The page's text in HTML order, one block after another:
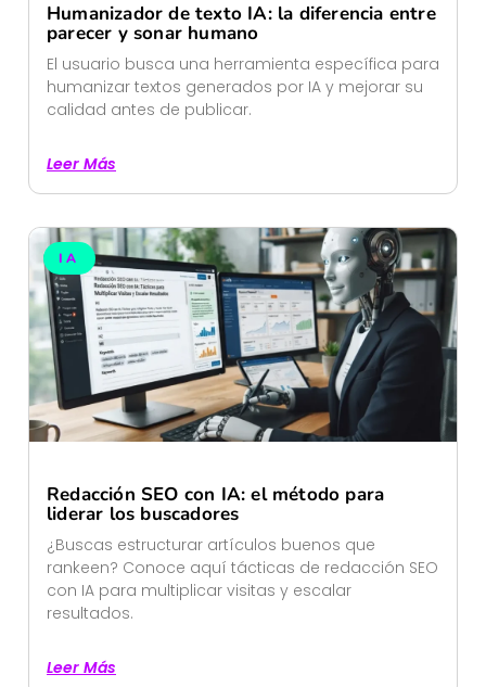
Humanizador de texto IA: la diferencia entre
parecer y sonar humano
El usuario busca una herramienta específica para
humanizar textos generados por IA y mejorar su
calidad antes de publicar.
Leer Más
IA
Redacción SEO con IA: el método para
liderar los buscadores
¿Buscas estructurar artículos buenos que
rankeen? Conoce aquí tácticas de redacción SEO
con IA para multiplicar visitas y escalar
resultados.
Leer Más